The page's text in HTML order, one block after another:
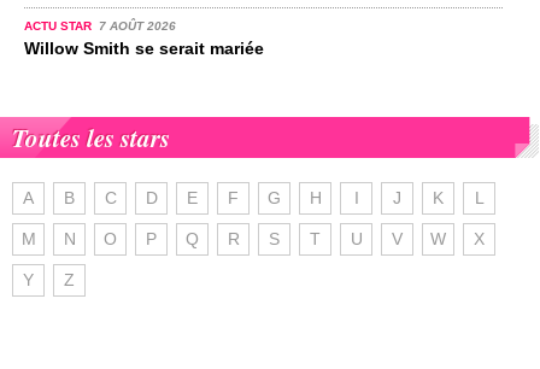
ACTU STAR 7 AOÛT 2026
Willow Smith se serait mariée
Toutes les stars
A B C D E F G H I J K L
M N O P Q R S T U V W X
Y Z